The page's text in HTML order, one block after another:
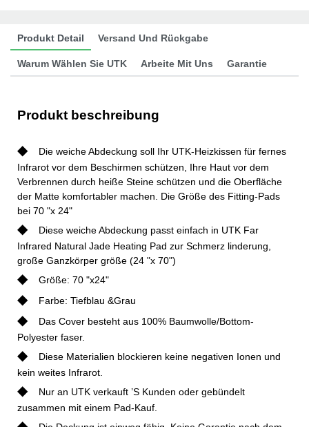
Produkt Detail Versand Und Rückgabe
Warum Wählen Sie UTK Arbeite Mit Uns Garantie
Produkt beschreibung
◆
Die weiche Abdeckung soll Ihr UTK-Heizkissen für fernes
Infrarot vor dem Beschirmen schützen, Ihre Haut vor dem
Verbrennen durch heiße Steine schützen und die Oberfläche
der Matte komfortabler machen. Die Größe des Fitting-Pads
bei 70 "x 24"
◆
Diese weiche Abdeckung passt einfach in UTK Far
Infrared Natural Jade Heating Pad zur Schmerz linderung,
große Ganzkörper größe (24 "x 70")
◆ Größe: 70 "x24"
◆ Farbe: Tiefblau &Grau
◆
Das Cover besteht aus 100% Baumwolle/Bottom-
Polyester faser.
◆
Diese Materialien blockieren keine negativen Ionen und
kein weites Infrarot.
◆
Nur an UTK verkauft ’S Kunden oder gebündelt
zusammen mit einem Pad-Kauf.